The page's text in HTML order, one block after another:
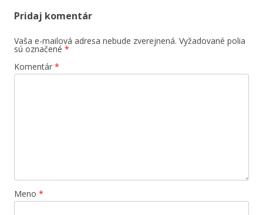
Pridaj komentár
Vaša e-mailová adresa nebude zverejnená. Vyžadované polia
sú označené *
Komentár *
Meno *